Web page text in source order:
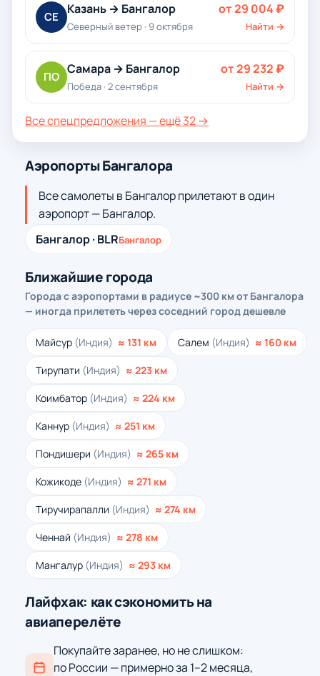
СЕ
Казань → Бангалор
Северный ветер · 9 октября
от 29 004 ₽
Найти →
ПО
Самара → Бангалор
Победа · 2 сентября
от 29 232 ₽
Найти →
Все спецпредложения — ещё 32 →
Аэропорты Бангалора
Все самолеты в Бангалор прилетают в один
аэропорт — Бангалор.
Бангалор · BLRБангалор
Ближайшие города
Города с аэропортами в радиусе ~300 км от Бангалора
— иногда прилететь через соседний город дешевле
Майсур (Индия) ≈ 131 км Салем (Индия) ≈ 160 км
Тирупати (Индия) ≈ 223 км
Коимбатор (Индия) ≈ 224 км
Каннур (Индия) ≈ 251 км
Пондишери (Индия) ≈ 265 км
Кожикоде (Индия) ≈ 271 км
Тиручирапалли (Индия) ≈ 274 км
Ченнай (Индия) ≈ 278 км
Мангалур (Индия) ≈ 293 км
Лайфхак: как сэкономить на
авиаперелёте
Покупайте заранее, но не слишком:
по России — примерно за 1–2 месяца,